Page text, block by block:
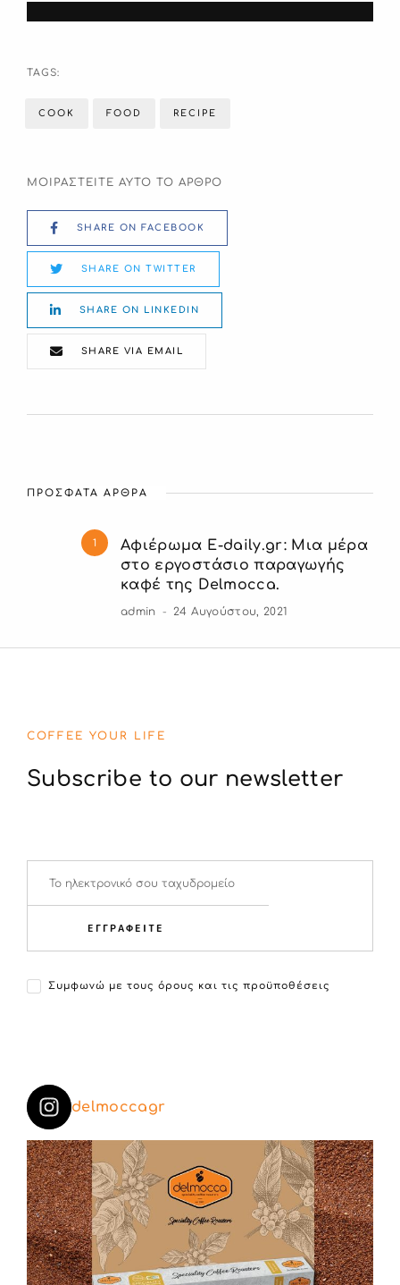
TAGS:
COOK FOOD RECIPE
ΜΟΙΡΑΣΤΕΙΤΕ ΑΥΤΟ ΤΟ ΑΡΘΡΟ
SHARE ON FACEBOOK
SHARE ON TWITTER
SHARE ON LINKEDIN
SHARE VIA EMAIL
ΠΡΟΣΦΑΤΑ ΑΡΘΡΑ
1
Αφιέρωμα E-daily.gr: Μια μέρα
στο εργοστάσιο παραγωγής
καφέ της Delmocca.
admin 24 Αυγούστου, 2021
COFFEE YOUR LIFE
Subscribe to our newsletter
ΕΓΓΡΑΦΕΙΤΕ
Συμφωνώ με τους όρους και τις προϋποθέσεις
delmoccagr